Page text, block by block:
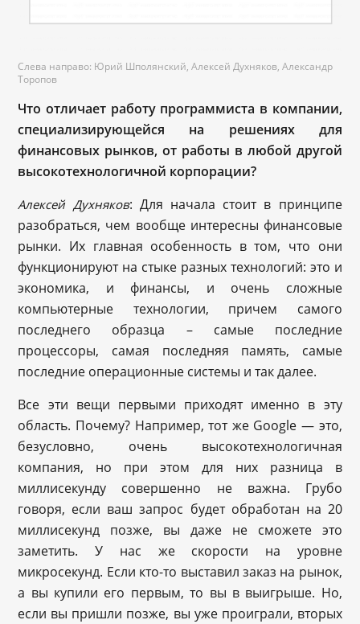
Слева направо: Юрий Шполянский, Алексей Духняков, Александр
Торопов
Что отличает работу программиста в компании,
специализирующейся на решениях для
финансовых рынков, от работы в любой другой
высокотехнологичной корпорации?
Алексей Духняков: Для начала стоит в принципе
разобраться, чем вообще интересны финансовые
рынки. Их главная особенность в том, что они
функционируют на стыке разных технологий: это и
экономика, и финансы, и очень сложные
компьютерные технологии, причем самого
последнего образца – самые последние
процессоры, самая последняя память, самые
последние операционные системы и так далее.
Все эти вещи первыми приходят именно в эту
область. Почему? Например, тот же Google — это,
безусловно, очень высокотехнологичная
компания, но при этом для них разница в
миллисекунду совершенно не важна. Грубо
говоря, если ваш запрос будет обработан на 20
миллисекунд позже, вы даже не сможете это
заметить. У нас же скорости на уровне
микросекунд. Если кто-то выставил заказ на рынок,
а вы купили его первым, то вы в выигрыше. Но,
если вы пришли позже, вы уже проиграли, вторых